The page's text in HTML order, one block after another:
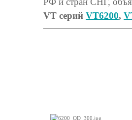
VT серий VT6200,